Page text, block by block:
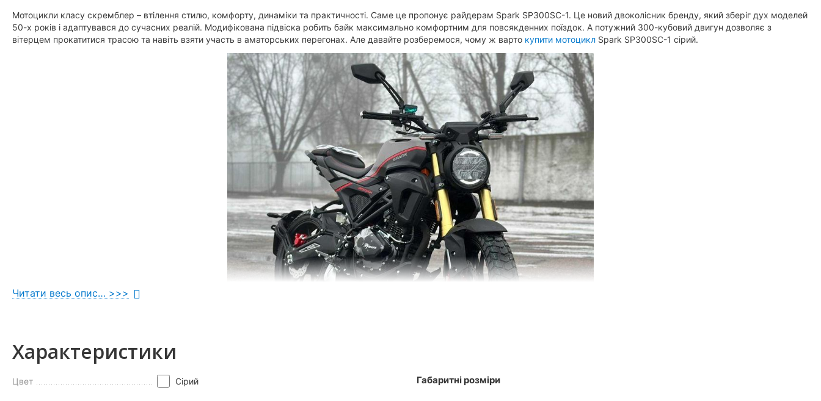
Мотоцикли класу скремблер – втілення стилю, комфорту, динаміки та практичності. Саме це пропонує райдерам Spark SP300SC-1. Це новий двоколісник бренду, який зберіг дух моделей
50-х років і адаптувався до сучасних реалій. Модифікована підвіска робить байк максимально комфортним для повсякденних поїздок. А потужний 300-кубовий двигун дозволяє з
вітерцем прокатитися трасою та навіть взяти участь в аматорських перегонах. Але давайте розберемося, чому ж варто купити мотоцикл Spark SP300SC-1 сірий.
Читати весь опис… >>>
Характеристики
Цвет Сірий Габаритні розміри